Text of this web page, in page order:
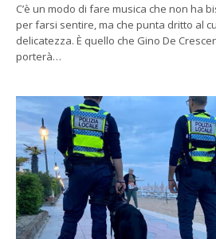
C’è un modo di fare musica che non ha
per farsi sentire, ma che punta dritto al
delicatezza. È quello che Gino De
porterà…